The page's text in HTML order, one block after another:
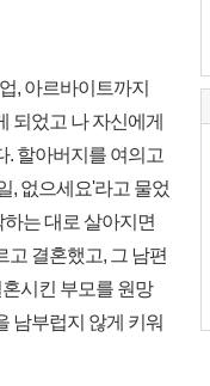
, 아르바이트까지
되었고 나 자신에게
. 할아버지를 여의고
, 없으세요'라고 물었
는 대로 살아지면
결혼했고, 그 남편
시킨 부모를 원망
남부럽지 않게 키워